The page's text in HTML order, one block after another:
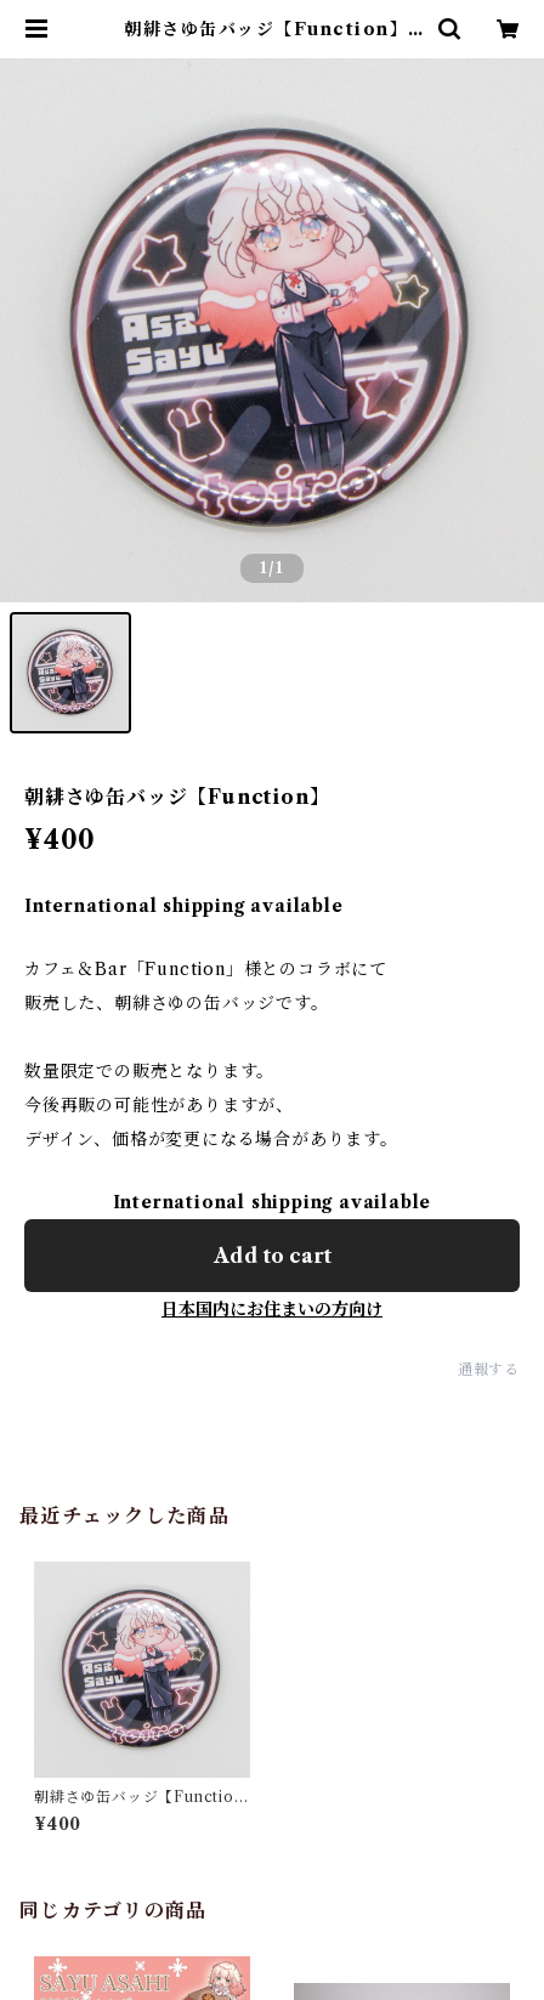
朝緋さゆ缶バッジ【Function】 |
1/1
朝緋さゆ缶バッジ【Function】
¥400
International shipping available
カフェ＆Bar「Function」様とのコラボにて
販売した、朝緋さゆの缶バッジです。
数量限定での販売となります。
今後再販の可能性がありますが、
デザイン、価格が変更になる場合があります。
International shipping available
Add to cart
日本国内にお住まいの方向け
通報する
最近チェックした商品
朝緋さゆ缶バッジ【Functio
n】
¥400
同じカテゴリの商品